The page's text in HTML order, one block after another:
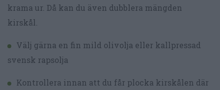
krama ur. Då kan du även dubblera mängden
kirskål.
Välj gärna en fin mild olivolja eller kallpressad
svensk rapsolja
Kontrollera innan att du får plocka kirskålen där